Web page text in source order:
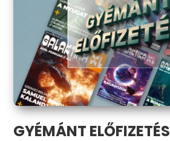
GYÉMÁNT ELŐFIZETÉS